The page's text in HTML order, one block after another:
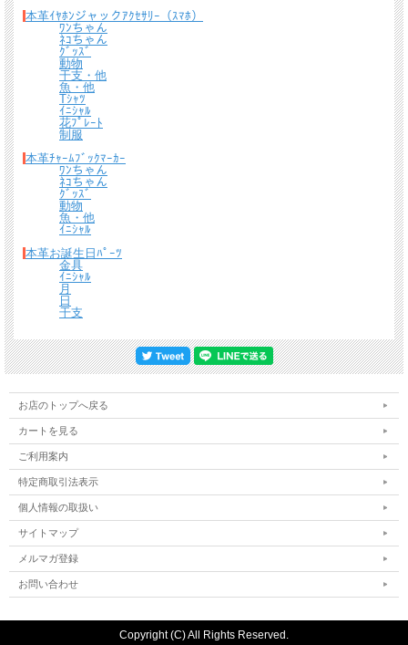
本革ｲﾔﾎﾝジャックｱｸｾｻﾘｰ（ｽﾏﾎ）
ﾜﾝちゃん
ﾈｺちゃん
ｸﾞｯｽﾞ
動物
干支・他
魚・他
Tｼｬﾂ
ｲﾆｼｬﾙ
花ﾌﾟﾚｰﾄ
制服
本革ﾁｬｰﾑﾌﾞｯｸﾏｰｶｰ
ﾜﾝちゃん
ﾈｺちゃん
ｸﾞｯｽﾞ
動物
魚・他
ｲﾆｼｬﾙ
本革お誕生日ﾊﾟｰﾂ
金具
ｲﾆｼｬﾙ
月
日
干支
お店のトップへ戻る
カートを見る
ご利用案内
特定商取引法表示
個人情報の取扱い
サイトマップ
メルマガ登録
お問い合わせ
Copyright (C) All Rights Reserved.